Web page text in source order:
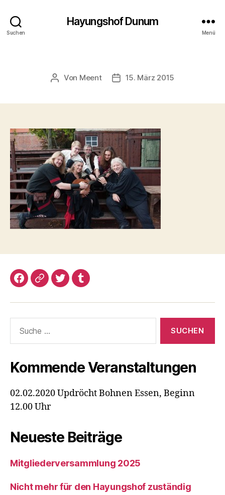
Suchen
Hayungshof Dunum
Menü
Beitragsautor
Von Meent Beitragsdatum
15. März 2015
Facebook
Google+TwitterTumblr
nach:
Kommende Veranstaltungen
02.02.2020 Updröcht Bohnen Essen, Beginn
12.00 Uhr
Neueste Beiträge
Mitgliederversammlung 2025
Nicht mehr für den Hayungshof zuständig